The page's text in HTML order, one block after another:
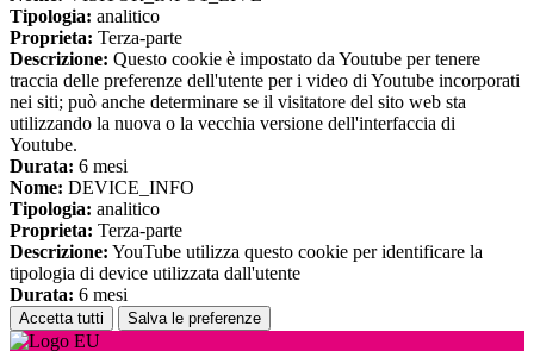
Tipologia: analitico
Proprieta: Terza-parte
Descrizione: Questo cookie è impostato da Youtube per tenere
traccia delle preferenze dell'utente per i video di Youtube incorporati
nei siti; può anche determinare se il visitatore del sito web sta
utilizzando la nuova o la vecchia versione dell'interfaccia di
Youtube.
Durata: 6 mesi
Nome: DEVICE_INFO
Tipologia: analitico
Proprieta: Terza-parte
Descrizione: YouTube utilizza questo cookie per identificare la
tipologia di device utilizzata dall'utente
Durata: 6 mesi
Accetta tutti Salva le preferenze